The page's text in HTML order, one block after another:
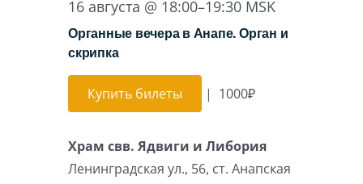
16 августа @ 18:00–19:30 MSK
Органные вечера в Анапе. Орган и
скрипка
Купить билеты | 1000₽
Храм свв. Ядвиги и Либория
Ленинградская ул., 56, ст. Анапская